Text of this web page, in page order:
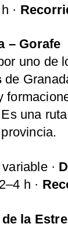
·
– Gorafe
uno de
de
una
variable ·
2–4 h ·
la